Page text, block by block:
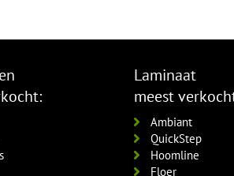
Laminaat
meest
Ambiant
QuickStep
Hoomline
Floer